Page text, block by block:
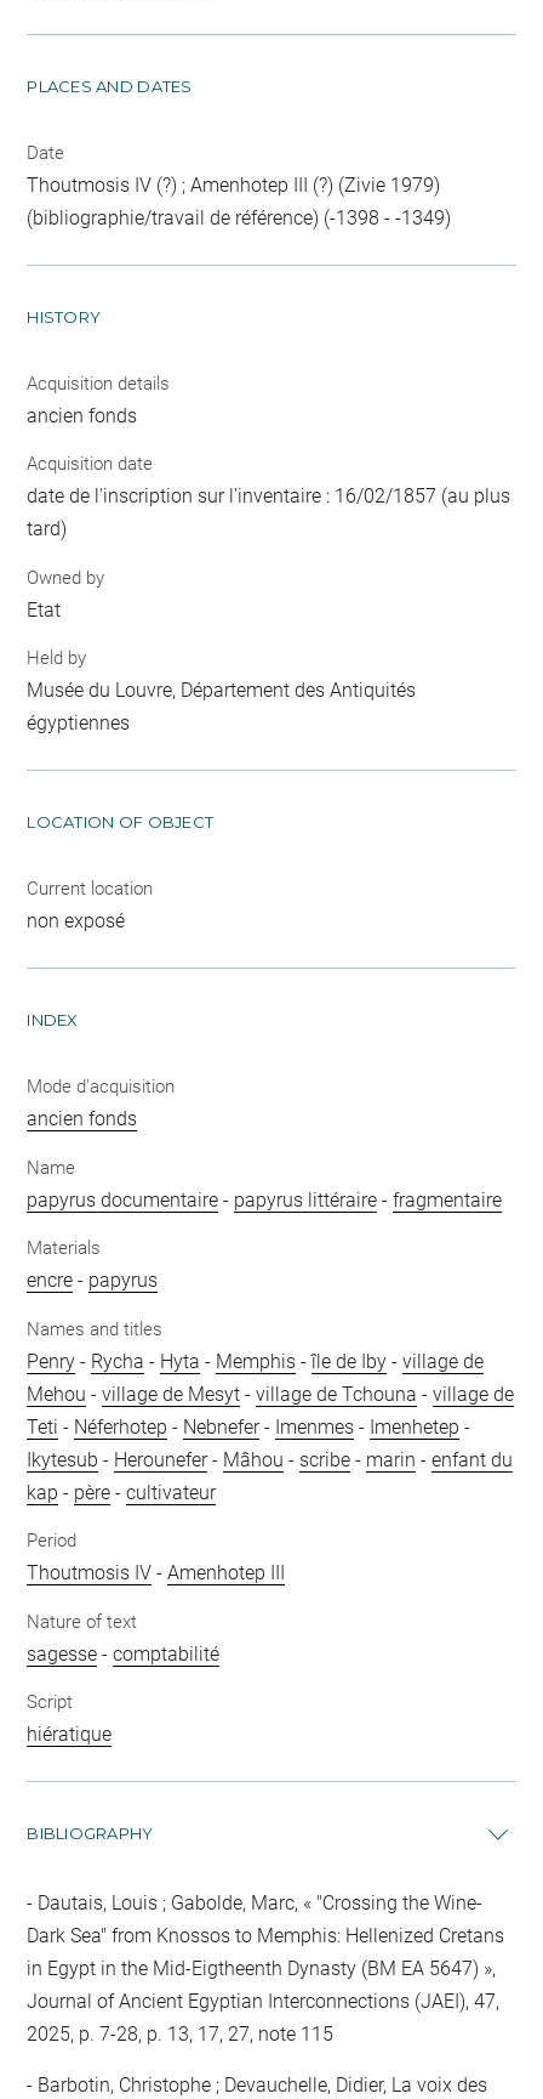
PLACES AND DATES
Date
Thoutmosis IV (?) ; Amenhotep III (?) (Zivie 1979)
(bibliographie/travail de référence) (-1398 - -1349)
HISTORY
Acquisition details
ancien fonds
Acquisition date
date de l'inscription sur l'inventaire : 16/02/1857 (au plus
tard)
Owned by
Etat
Held by
Musée du Louvre, Département des Antiquités
égyptiennes
LOCATION OF OBJECT
Current location
non exposé
INDEX
Mode d'acquisition
ancien fonds
Name
papyrus documentaire - papyrus littéraire -fragmentaire
Materials
encre - papyrus
Names and titles
Penry - Rycha - Hyta - Memphis -île de Iby -village de
Mehou -village de Mesyt -village de Tchouna -village de
Teti - Néferhotep - Nebnefer- Imenmes - Imenhetep -
Ikytesub - Herounefer- Mâhou - scribe - marin -enfant du
kap - père -cultivateur
Period
Thoutmosis IV -Amenhotep III
Nature of text
sagesse -comptabilité
Script
hiératique
BIBLIOGRAPHY
Dautais, Louis ; Gabolde, Marc, « "Crossing the Wine-
Dark Sea" from Knossos to Memphis: Hellenized Cretans
in Egypt in the Mid-Eigtheenth Dynasty (BM EA 5647) »,
Journal of Ancient Egyptian Interconnections (JAEI), 47,
2025, p. 7-28, p. 13, 17, 27, note 115
Barbotin, Christophe ; Devauchelle, Didier, La voix des